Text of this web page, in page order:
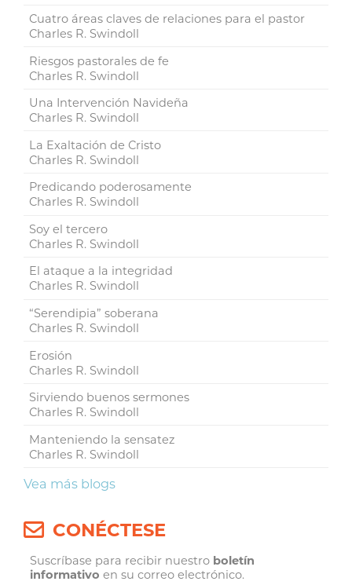
Cuatro áreas claves de relaciones para el pastor
Charles R. Swindoll
Riesgos pastorales de fe
Charles R. Swindoll
Una Intervención Navideña
Charles R. Swindoll
La Exaltación de Cristo
Charles R. Swindoll
Predicando poderosamente
Charles R. Swindoll
Soy el tercero
Charles R. Swindoll
El ataque a la integridad
Charles R. Swindoll
“Serendipia” soberana
Charles R. Swindoll
Erosión
Charles R. Swindoll
Sirviendo buenos sermones
Charles R. Swindoll
Manteniendo la sensatez
Charles R. Swindoll
Vea más blogs
CONÉCTESE
Suscríbase para recibir nuestro boletín
informativo en su correo electrónico.